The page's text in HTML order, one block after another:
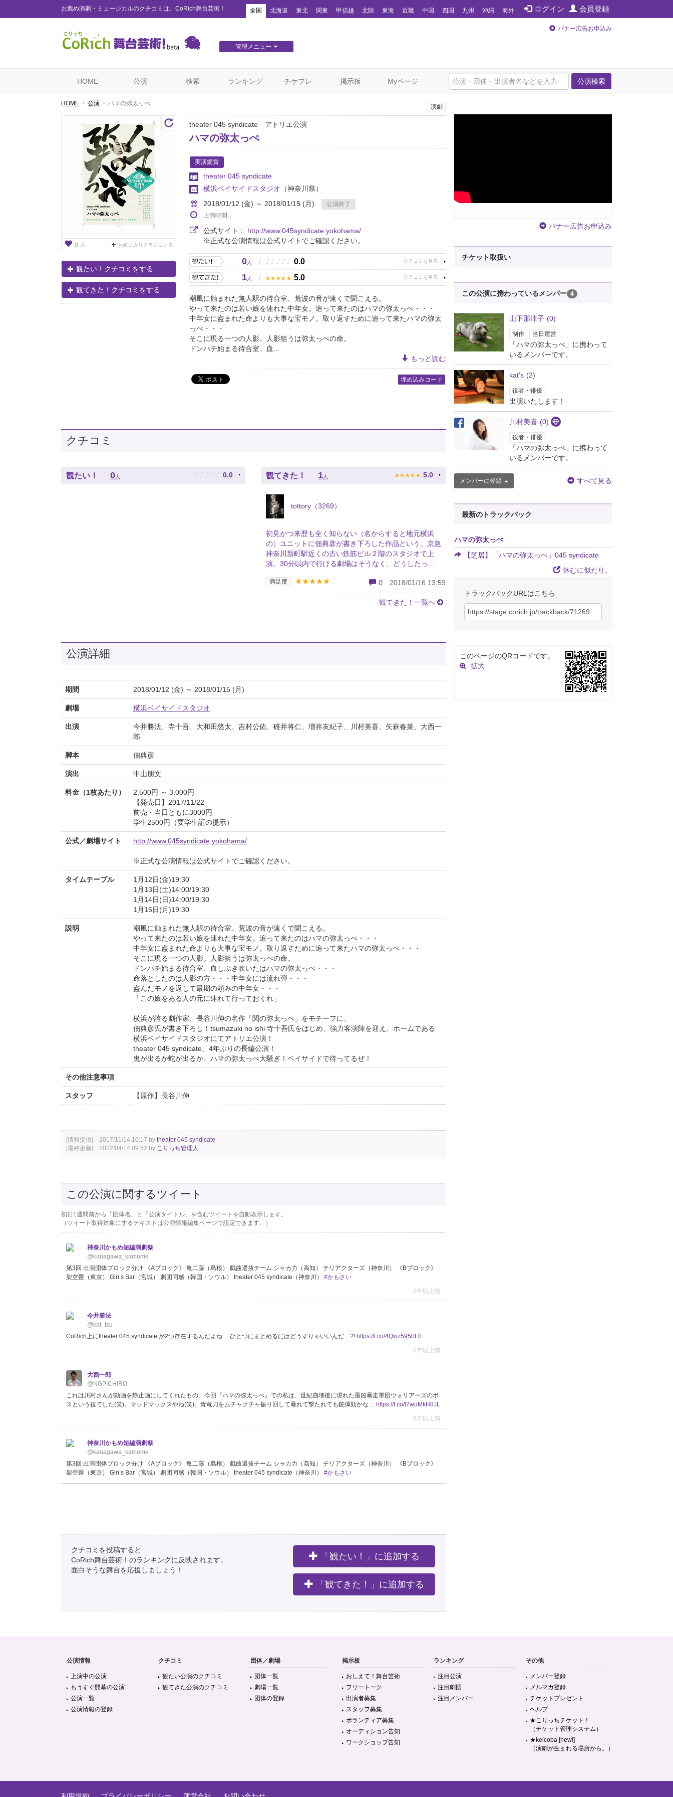
お薦め演劇・ミュージカルのクチコミは、CoRich舞台芸術！ ログイン 会員登録
全国 北海道 東北 関東 甲信越 北陸 東海 近畿 中国 四国 九州 沖縄 海外
管理メニュー
バナー広告お申込み
公演検索
HOME 公演 検索 ランキング チケプレ 掲示板 Myページ
HOME 公演 ハマの弥太っぺ
0 人 お気に入りチラシにする
観たい！クチコミをする
観てきた！クチコミをする
演劇
theater 045 syndicate アトリエ公演
ハマの弥太っぺ
実演鑑賞
theater 045 syndicate
横浜ベイサイドスタジオ （神奈川県）
2018/01/12 (金) ～ 2018/01/15 (月)
公演終了
上演時間：
公式サイト： http://www.045syndicate.yokohama/
※正式な公演情報は公式サイトでご確認ください。
0人 / ♪ ♪ ♪ ♪ ♪ 0.0
1人 / ★ ★ ★ ★ ★ 5.0
潮風に蝕まれた無人駅の待合室、荒波の音が遠くで聞こえる。
やって来たのは若い娘を連れた中年女。追って来たのはハマの弥太っぺ・・・
中年女に盗まれた命よりも大事な宝モノ。取り返すために追って来たハマの弥太
っぺ・・・
そこに現る一つの人影。人影狙うは弥太っぺの命。
ドンパチ始まる待合室、血...
もっと読む
埋め込みコード
クチコミ
観たい！ 0 人 ♪ ♪ ♪ ♪ ♪ 0.0 観てきた！ 1 人 ★ ★ ★ ★ ★ 5.0
tottory（3269）
初見かつ来歴も全く知らない（名からすると地元横浜
の）ユニットに佃典彦が書き下ろした作品という。京急
神奈川新町駅近くの古い鉄筋ビル２階のスタジオで上
演。30分以内で行ける劇場はそうなく、どうしたっ...
満足度 ★★★★★ 0 2018/01/16 13:59
観てきた！一覧へ
公演詳細
期間 2018/01/12 (金) ～ 2018/01/15 (月)
劇場 横浜ベイサイドスタジオ
出演
今井勝法、寺十吾、大和田悠太、吉村公佑、碓井将仁、増井友紀子、川村美喜、矢萩春菜、大西一
郎
脚本 佃典彦
演出 中山朋文
料金（1枚あたり）
2,500円 ～ 3,000円
【発売日】2017/11/22
前売・当日ともに3000円
学生2500円（要学生証の提示）
公式／劇場サイト http://www.045syndicate.yokohama/
※正式な公演情報は公式サイトでご確認ください。
タイムテーブル
1月12日(金)19:30
1月13日(土)14:00/19:30
1月14日(日)14:00/19:30
1月15日(月)19:30
説明
潮風に蝕まれた無人駅の待合室、荒波の音が遠くで聞こえる。
やって来たのは若い娘を連れた中年女。追って来たのはハマの弥太っぺ・・・
中年女に盗まれた命よりも大事な宝モノ。取り返すために追って来たハマの弥太っぺ・・・
そこに現る一つの人影。人影狙うは弥太っぺの命。
ドンパチ始まる待合室、血しぶき吹いたはハマの弥太っぺ・・・
命落としたのは人影の方・・・中年女には流れ弾・・・
盗んだモノを返して最期の頼みの中年女・・・
「この娘をある人の元に連れて行っておくれ」
横浜が誇る劇作家、長谷川伸の名作「関の弥太っぺ」をモチーフに、
佃典彦氏が書き下ろし！tsumazuki no ishi 寺十吾氏をはじめ、強力客演陣を迎え、ホームである
横浜ベイサイドスタジオにてアトリエ公演！
theater 045 syndicate、4年ぶりの長編公演！
鬼が出るか蛇が出るか、ハマの弥太っぺ大騒ぎ！ベイサイドで待ってるぜ！
その他注意事項
スタッフ 【原作】長谷川伸
[情報提供] 2017/11/14 10:17 by theater 045 syndicate
[最終更新] 2022/04/14 09:52 by こりっち管理人
この公演に関するツイート
初日1週間前から「団体名」と「公演タイトル」を含むツイートを自動表示します。
（ツイート取得対象にするテキストは公演情報編集ページで設定できます。）
神奈川かもめ短編演劇祭
@kanagawa_kamome
第3回 出演団体ブロック分け 《Aブロック》 亀二藤（島根） 戯曲選抜チーム シャカ力（高知） チリアクターズ（神奈川） 《Bブロック》
架空畳（東京） Gin’s Bar（宮城） 劇団同感（韓国・ソウル） theater 045 syndicate（神奈川） #かもさい
8年以上前
今井勝法
@kat_tsu
CoRich上にtheater 045 syndicate が2つ存在するんだよね… ひとつにまとめるにはどうすりゃいいんだ…?! https://t.co/4Qwz5950L0
8年以上前
大西一郎
@NGPICHIRO
これは川村さんが動画を静止画にしてくれたもの。今回『ハマの弥太っぺ』での私は、世紀崩壊後に現れた最凶暴走軍団ウォリアーズのボ
スという役でした(笑)。マッドマックスやね(笑)。青竜刀をムチャクチャ振り回して暴れて撃たれても銃弾効かな… https://t.co/l7wuMkH8JL
8年以上前
神奈川かもめ短編演劇祭
@kanagawa_kamome
第3回 出演団体ブロック分け 《Aブロック》 亀二藤（島根） 戯曲選抜チーム シャカ力（高知） チリアクターズ（神奈川） 《Bブロック》
架空畳（東京） Gin’s Bar（宮城） 劇団同感（韓国・ソウル） theater 045 syndicate（神奈川） #かもさい
8年以上前
@hata_pe
theater 045 syndicate『 かなりオリジナル要素が強い。キャスト陣の演技がパワフルで作品の「排気量」がデカく何でも許容してしまう
感。反面…https://t.co/CKWYWXdAPN #ハマの弥太っぺ
8年以上前
ハマの弥太っぺ 昨日、千秋楽を 無事終えることができました！ 横浜まで足を運んでくださった皆様 ありがとうございました😊 そして今日
はバラシ。 キレイなアトリエに戻った時 少し寂しさが…😭 打ち上げも楽しかったな💕 1ヶ月間濃厚な… https://t.co/BDrLzpko9B
@yoshimurakousuk
クチコミを投稿すると
CoRich舞台芸術！のランキングに反映されます。
面白そうな舞台を応援しましょう！
「観たい！」に追加する
「観てきた！」に追加する
バナー広告お申込み
チケット取扱い
この公演に携わっているメンバー 4
山下那津子 (0)
制作 当日運営
「ハマの弥太っぺ」に携わって
いるメンバーです。
kat's (2)
役者・俳優
出演いたします！
川村美喜 (0)
役者・俳優
「ハマの弥太っぺ」に携わって
いるメンバーです。
メンバーに登録 すべて見る
最新のトラックバック
ハマの弥太っぺ
【芝居】「ハマの弥太っぺ」045 syndicate
休むに似たり。
トラックバックURLはこちら
このページのQRコードです。
拡大
公演情報
上演中の公演
もうすぐ開幕の公演
公演一覧
公演情報の登録
クチコミ
観たい公演のクチコミ
観てきた公演のクチコミ
団体／劇場
団体一覧
劇場一覧
団体の登録
掲示板
おしえて！舞台芸術
フリートーク
出演者募集
スタッフ募集
ボランティア募集
オーディション告知
ワークショップ告知
ランキング
注目公演
注目劇団
注目メンバー
その他
メンバー登録
メルマガ登録
チケットプレゼント
ヘルプ
★こりっちチケット！
（チケット管理システム）
★keicoba [new!]
（演劇が生まれる場所から。）